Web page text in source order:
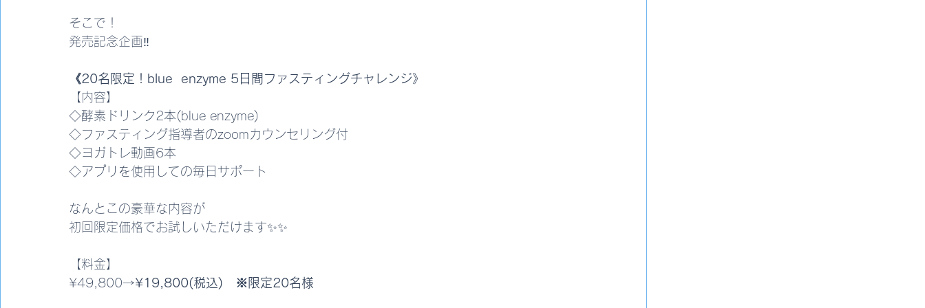
そこで！
発売記念企画‼️
《20名限定！blue  enzyme 5日間ファスティングチャレンジ》
【内容】
◇酵素ドリンク2本(blue enzyme)
◇ファスティング指導者のzoomカウンセリング付
◇ヨガトレ動画6本
◇アプリを使用しての毎日サポート
なんとこの豪華な内容が
初回限定価格でお試しいただけます✨✨
【料金】
¥49,800→¥19,800(税込)　※限定20名様